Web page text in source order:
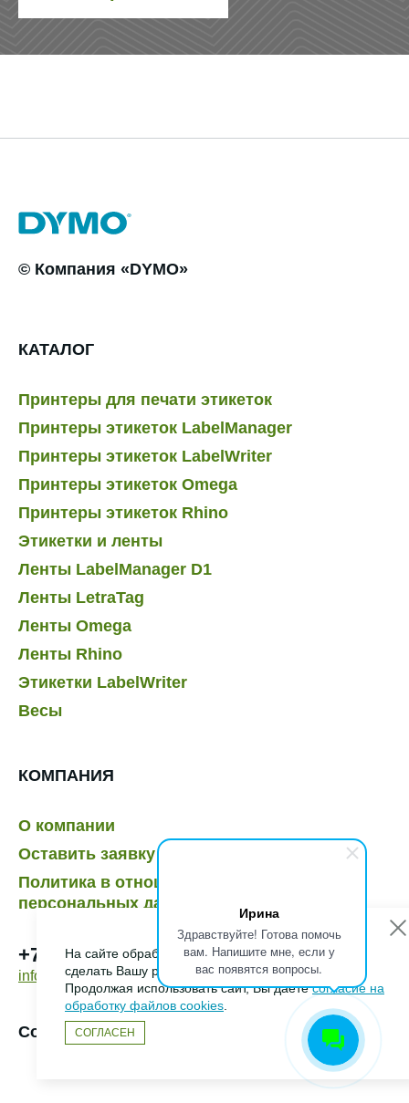
Ирина
Здравствуйте! Готова помочь
вам. Напишите мне, если у
вас появятся вопросы.
© Компания «DYMO»
КАТАЛОГ
Принтеры для печати этикеток
Принтеры этикеток LabelManager
Принтеры этикеток LabelWriter
Принтеры этикеток Omega
Принтеры этикеток Rhino
Этикетки и ленты
Ленты LabelManager D1
Ленты LetraTag
Ленты Omega
Ленты Rhino
Этикетки LabelWriter
Весы
КОМПАНИЯ
О компании
Оставить заявку
Политика в отношении обработки
персональных данных
+7 495 232-07-41
info@dymo.ru
Создание сайта –
На сайте обрабатываются файлы cookies, чтобы
сделать Вашу работу максимально удобной.
Продолжая использовать сайт, Вы даетесогласие на
обработку файлов cookies
СОГЛАСЕН